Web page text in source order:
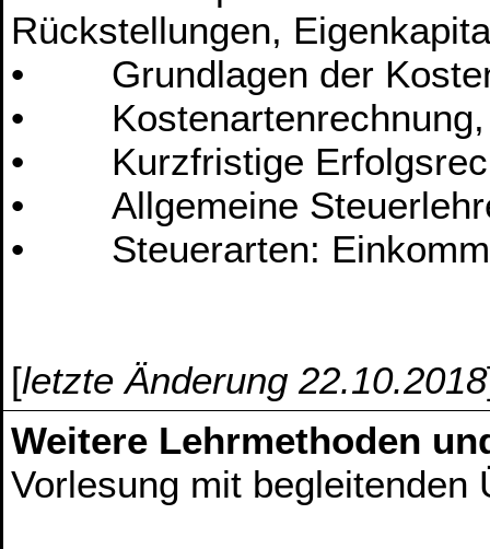
Rückstellungen,
• Grundlagen der
• Kostenartenrechnung,
• Kurzfristige
• Allgemeine
• Steuerarten:
[letzte Änderung 22.10.2018
Weitere Lehrmethoden
Vorlesung mit begleitenden